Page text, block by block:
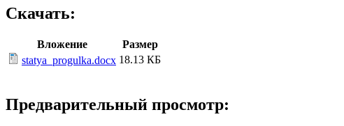
Скачать:
Вложение
Размер
statya_progulka.docx 18.13 КБ
Предварительный просмотр: